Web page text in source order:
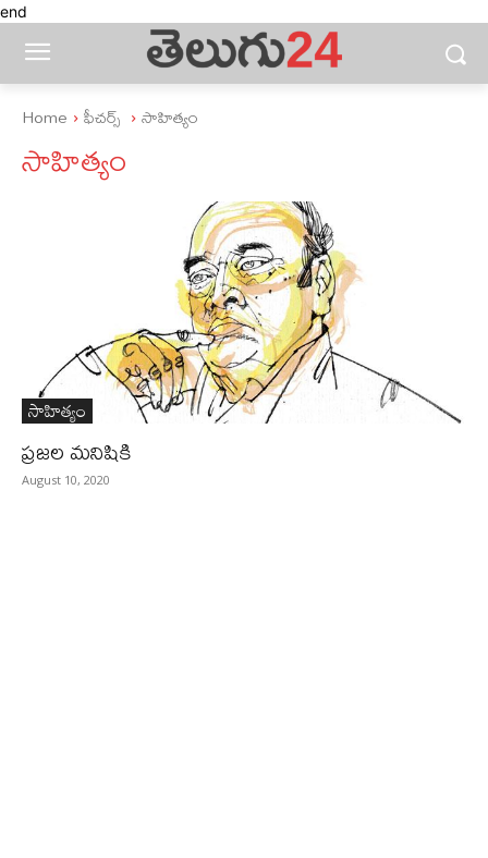
end
Home ఫీచ‌ర్స్ ‌ సాహిత్యం
సాహిత్యం
సాహిత్యం
ప్రజల మనిషికి
August 10, 2020